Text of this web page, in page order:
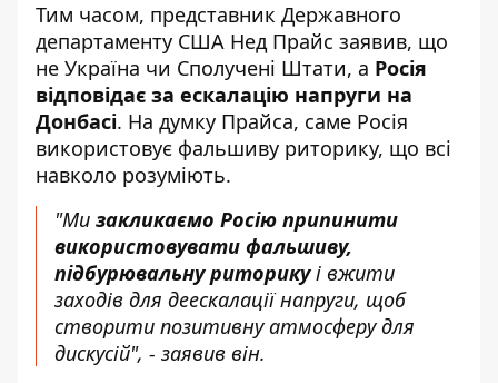
Тим часом, представник Державного
департаменту США Нед Прайс заявив, що
не Україна чи Сполучені Штати, а Росія
відповідає за ескалацію напруги на
Донбасі. На думку Прайса, саме Росія
використовує фальшиву риторику, що всі
навколо розуміють.
"Ми закликаємо Росію припинити
використовувати фальшиву,
підбурювальну риторикуі вжити
заходів для деескалації напруги, щоб
створити позитивну атмосферу для
дискусій", - заявив він.